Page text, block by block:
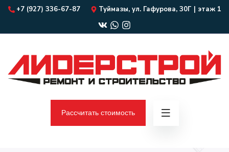
+7 (927) 336-67-87 Туймазы, ул. Гафурова, 30Г | этаж 1
Рассчитать стоимость